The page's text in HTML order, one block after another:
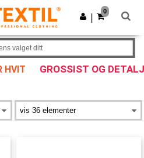
Last ned app
0
HVIT GROSSIST OG
valget ditt